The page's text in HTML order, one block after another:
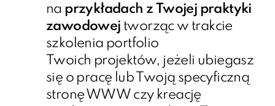
na przykładach z Twojej praktyki
zawodowej tworząc w trakcie
szkolenia portfolio
Twoich projektów, jeżeli ubiegasz
się o pracę lub Twoją specyficzną
stronę WWW czy kreację